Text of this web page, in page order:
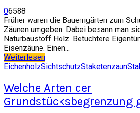
06588
Früher waren die Bauerngärten zum
Zäunen umgeben. Dabei besann man
Naturbaustoff Holz. Betuchtere
Eisenzäune. Einen...
Weiterlesen
EichenholzSichtschutzStaketenzaun
Welche Arten der
Grundstücksbegrenzung